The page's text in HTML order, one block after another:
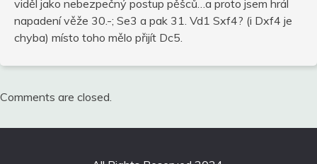
viděl jako nebezpečný postup pěšců…a proto jsem hrál
napadení věže 30.-; Se3 a pak 31. Vd1 Sxf4? (i Dxf4 je
chyba) místo toho mělo přijít Dc5.
Comments are closed.